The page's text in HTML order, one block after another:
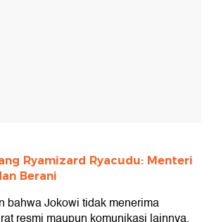
Ryamizard Ryacudu: Menteri
Berani
bahwa Jokowi tidak menerima